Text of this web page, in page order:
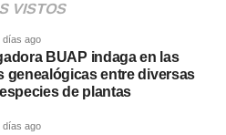
VISTOS
días ago
BUAP indaga en las
genealógicas entre diversas
especies de plantas
días ago